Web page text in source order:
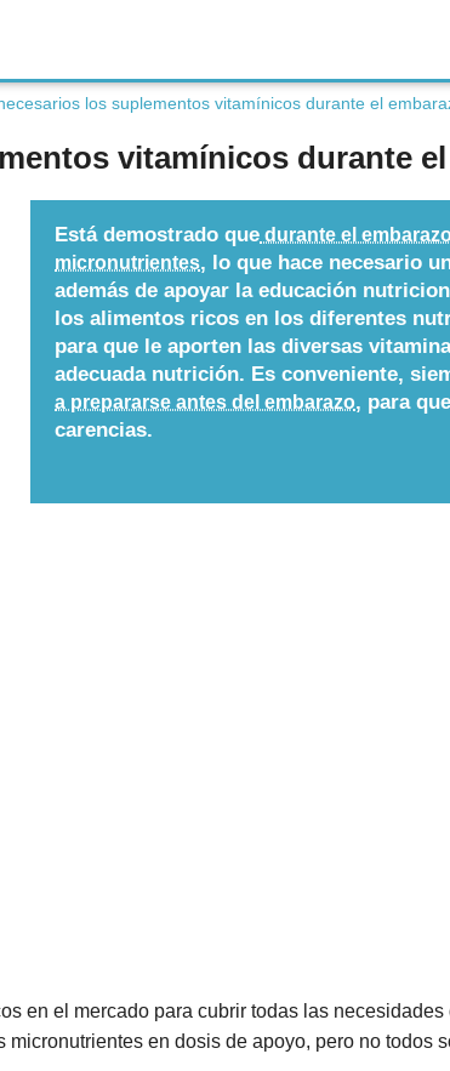
los suplementos vitamínicos durante el
vitamínicos durante
Está demostrado que durante el
micronutrientes, lo que hace necesario
además de apoyar la educación
los alimentos ricos en los diferentes
para que le aporten las diversas
adecuada nutrición. Es conveniente,
a prepararse antes del embarazo, para
carencias.
en el mercado para cubrir todas las
en dosis de apoyo, pero no todos